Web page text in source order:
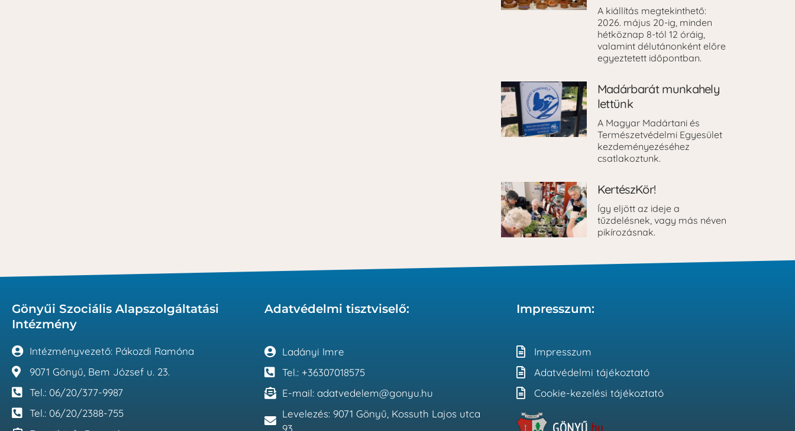
A kiállítás megtekinthető:
2026. május 20-ig, minden
hétköznap 8-tól 12 óráig,
valamint délutánonként előre
egyeztetett időpontban.
Madárbarát munkahely
lettünk
A Magyar Madártani és
Természetvédelmi Egyesület
kezdeményezéséhez
csatlakoztunk.
KertészKör!
Így eljött az ideje a
tűzdelésnek, vagy más néven
pikírozásnak.
Gönyűi Szociális Alapszolgáltatási
Intézmény
Intézményvezető: Pákozdi Ramóna
9071 Gönyű, Bem József u. 23.
Tel.: 06/20/377-9987
Tel.: 06/20/2388-755
Adatvédelmi tisztviselő:
Ladányi Imre
Tel.: +36307018575
E-mail: adatvedelem@gonyu.hu
Levelezés: 9071 Gönyű, Kossuth Lajos utca
93.
Impresszum:
Impresszum
Adatvédelmi tájékoztató
Cookie-kezelési tájékoztató